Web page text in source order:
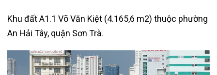
Khu đất A1.1 Võ Văn Kiệt (4.165,6 m2) thuộc phường
An Hải Tây, quận Sơn Trà.